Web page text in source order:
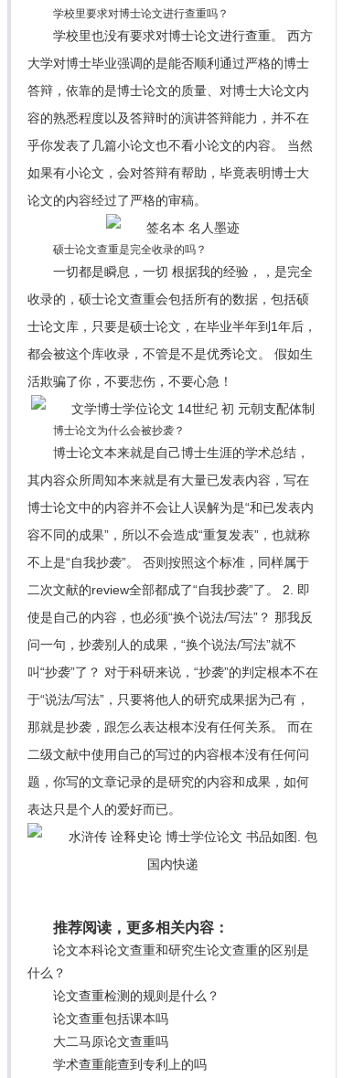
学校里要求对博士论文进行查重吗？
学校里也没有要求对博士论文进行查重。 西方
大学对博士毕业强调的是能否顺利通过严格的博士
答辩，依靠的是博士论文的质量、对博士大论文内
容的熟悉程度以及答辩时的演讲答辩能力，并不在
乎你发表了几篇小论文也不看小论文的内容。 当然
如果有小论文，会对答辩有帮助，毕竟表明博士大
论文的内容经过了严格的审稿。
硕士论文查重是完全收录的吗？
一切都是瞬息，一切 根据我的经验，，是完全
收录的，硕士论文查重会包括所有的数据，包括硕
士论文库，只要是硕士论文，在毕业半年到1年后，
都会被这个库收录，不管是不是优秀论文。 假如生
活欺骗了你，不要悲伤，不要心急！
博士论文为什么会被抄袭？
博士论文本来就是自己博士生涯的学术总结，
其内容众所周知本来就是有大量已发表内容，写在
博士论文中的内容并不会让人误解为是“和已发表内
容不同的成果”，所以不会造成“重复发表”，也就称
不上是“自我抄袭”。 否则按照这个标准，同样属于
二次文献的review全部都成了“自我抄袭”了。 2. 即
使是自己的内容，也必须“换个说法/写法”？ 那我反
问一句，抄袭别人的成果，“换个说法/写法”就不
叫“抄袭”了？ 对于科研来说，“抄袭”的判定根本不在
于“说法/写法”，只要将他人的研究成果据为己有，
那就是抄袭，跟怎么表达根本没有任何关系。 而在
二级文献中使用自己的写过的内容根本没有任何问
题，你写的文章记录的是研究的内容和成果，如何
表达只是个人的爱好而已。
推荐阅读，更多相关内容：
论文本科论文查重和研究生论文查重的区别是
什么？
论文查重检测的规则是什么？
论文查重包括课本吗
大二马原论文查重吗
学术查重能查到专利上的吗